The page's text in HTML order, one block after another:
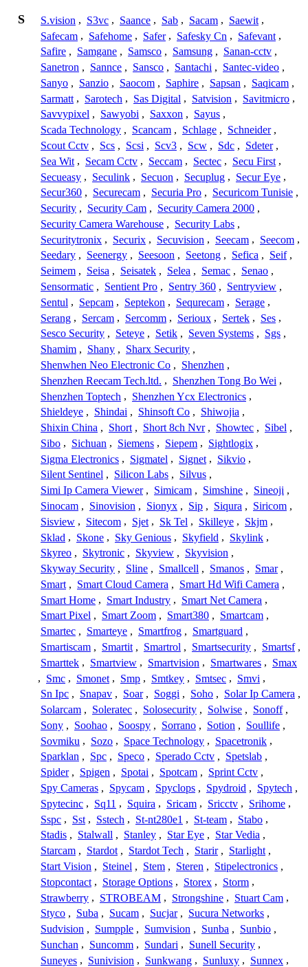
S S.vision , S3vc , Saance , Sab , Sacam , Saewit ,
Safecam , Safehome , Safer , Safesky Cn , Safevant ,
Safire , Samgane , Samsco , Samsung , Sanan-cctv ,
Sanetron , Sannce , Sansco , Santachi , Santec-video ,
Sanyo , Sanzio , Saocom , Saphire , Sapsan , Saqicam ,
Sarmatt , Sarotech , Sas Digital , Satvision , Savitmicro ,
Savvypixel , Sawyobi , Saxxon , Sayus ,
Scada Technology , Scancam , Schlage , Schneider ,
Scout Cctv , Scs , Scsi , Scv3 , Scw , Sdc , Sdeter ,
Sea Wit , Secam Cctv , Seccam , Sectec , Secu First ,
Secueasy , Seculink , Secuon , Secuplug , Secur Eye ,
Secur360 , Securecam , Securia Pro , Securicom Tunisie ,
Security , Security Cam , Security Camera 2000 ,
Security Camera Warehouse , Security Labs ,
Securitytronix , Securix , Secuvision , Seecam , Seecom ,
Seedary , Seenergy , Seesoon , Seetong , Sefica , Seif ,
Seimem , Seisa , Seisatek , Selea , Semac , Senao ,
Sensormatic , Sentient Pro , Sentry 360 , Sentryview ,
Sentul , Sepcam , Septekon , Sequrecam , Serage ,
Serang , Sercam , Sercomm , Serioux , Sertek , Ses ,
Sesco Security , Seteye , Setik , Seven Systems , Sgs ,
Shamim , Shany , Sharx Security ,
Shenwhen Neo Electronic Co , Shenzhen ,
Shenzhen Reecam Tech.ltd. , Shenzhen Tong Bo Wei ,
Shenzhen Toptech , Shenzhen Ycx Electronics ,
Shieldeye , Shindai , Shinsoft Co , Shiwojia ,
Shixin China , Short , Short 8ch Nvr , Showtec , Sibel ,
Sibo , Sichuan , Siemens , Siepem , Sightlogix ,
Sigma Electronics , Sigmatel , Signet , Sikvio ,
Silent Sentinel , Silicon Labs , Silvus ,
Simi Ip Camera Viewer , Simicam , Simshine , Sineoji ,
Sinocam , Sinovision , Sionyx , Sip , Siqura , Siricom ,
Sisview , Sitecom , Sjet , Sk Tel , Skilleye , Skjm ,
Sklad , Skone , Sky Genious , Skyfield , Skylink ,
Skyreo , Skytronic , Skyview , Skyvision ,
Skyway Security , Sline , Smallcell , Smanos , Smar ,
Smart , Smart Cloud Camera , Smart Hd Wifi Camera ,
Smart Home , Smart Industry , Smart Net Camera ,
Smart Pixel , Smart Zoom , Smart380 , Smartcam ,
Smartec , Smarteye , Smartfrog , Smartguard ,
Smartiscam , Smartit , Smartrol , Smartsecurity , Smartsf ,
Smarttek , Smartview , Smartvision , Smartwares , Smax
, Smc , Smonet , Smp , Smtkey , Smtsec , Smvi ,
Sn Ipc , Snapav , Soar , Soggi , Soho , Solar Ip Camera ,
Solarcam , Soleratec , Solosecurity , Solwise , Sonoff ,
Sony , Soohao , Soospy , Sorrano , Sotion , Soullife ,
Sovmiku , Sozo , Space Technology , Spacetronik ,
Sparklan , Spc , Speco , Sperado Cctv , Spetslab ,
Spider , Spigen , Spotai , Spotcam , Sprint Cctv ,
Spy Cameras , Spycam , Spyclops , Spydroid , Spytech ,
Spytecinc , Sq11 , Squira , Sricam , Sricctv , Srihome ,
Sspc , Sst , Sstech , St-nt280e1 , St-team , Stabo ,
Stadis , Stalwall , Stanley , Star Eye , Star Vedia ,
Starcam , Stardot , Stardot Tech , Starir , Starlight ,
Start Vision , Steinel , Stem , Steren , Stipelectronics ,
Stopcontact , Storage Options , Storex , Storm ,
Strawberry , STROBEAM , Strongshine , Stuart Cam ,
Styco , Suba , Sucam , Sucjar , Sucura Networks ,
Sudvision , Sumpple , Sumvision , Sunba , Sunbio ,
Sunchan , Suncomm , Sundari , Sunell Security ,
Suneyes , Sunivision , Sunkwang , Sunluxy , Sunnex ,